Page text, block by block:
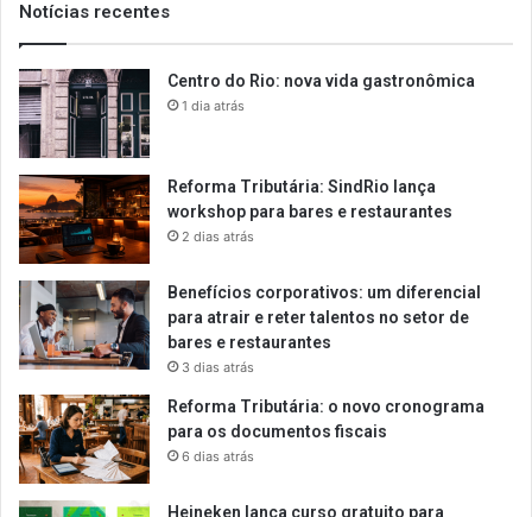
Notícias recentes
Centro do Rio: nova vida gastronômica
1 dia atrás
Reforma Tributária: SindRio lança
workshop para bares e restaurantes
2 dias atrás
Benefícios corporativos: um diferencial
para atrair e reter talentos no setor de
bares e restaurantes
3 dias atrás
Reforma Tributária: o novo cronograma
para os documentos fiscais
6 dias atrás
Heineken lança curso gratuito para